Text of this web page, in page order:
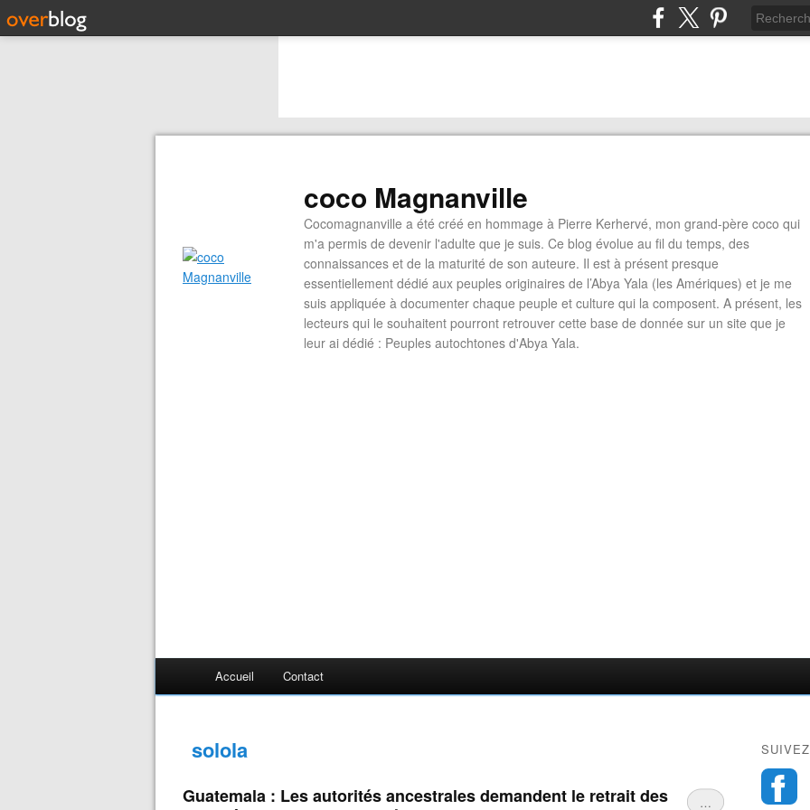
coco Magnanville
Cocomagnanville a été créé en hommage à Pierre Kerhervé, mon grand-père coco qui
m'a permis de devenir l'adulte que je suis. Ce blog évolue au fil du temps, des
connaissances et de la maturité de son auteure. Il est à présent presque
essentiellement dédié aux peuples originaires de l’Abya Yala (les Amériques) et je me
suis appliquée à documenter chaque peuple et culture qui la composent. A présent, les
lecteurs qui le souhaitent pourront retrouver cette base de donnée sur un site que je
leur ai dédié : Peuples autochtones d'Abya Yala.
Accueil Contact
solola
…
Guatemala : Les autorités ancestrales demandent le retrait des